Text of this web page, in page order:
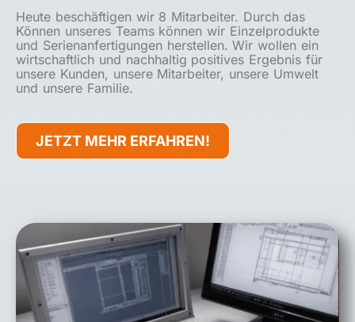
Heute beschäftigen wir 8 Mitarbeiter. Durch das
Können unseres Teams können wir Einzelprodukte
und Serienanfertigungen herstellen. Wir wollen ein
wirtschaftlich und nachhaltig positives Ergebnis für
unsere Kunden, unsere Mitarbeiter, unsere Umwelt
und unsere Familie.
JETZT MEHR ERFAHREN!